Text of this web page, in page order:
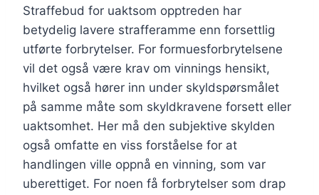
Straffebud for uaktsom opptreden har
betydelig lavere strafferamme enn forsettlig
utførte forbrytelser. For formuesforbrytelsene
vil det også være krav om vinnings hensikt,
hvilket også hører inn under skyldspørsmålet
på samme måte som skyldkravene forsett eller
uaktsomhet. Her må den subjektive skylden
også omfatte en viss forståelse for at
handlingen ville oppnå en vinning, som var
uberettiget. For noen få forbrytelser som drap